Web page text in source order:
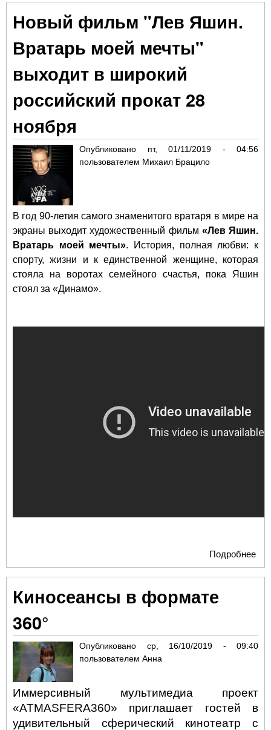
Новый фильм "Лев Яшин.
Вратарь моей мечты"
выходит в широкий
российский прокат 28
ноября
Опубликовано пт, 01/11/2019 - 04:56
пользователем Михаил Брацило
В год 90-летия самого знаменитого вратаря в мире на
экраны выходит художественный фильм «Лев Яшин.
Вратарь моей мечты». История, полная любви: к
спорту, жизни и к единственной женщине, которая
стояла на воротах семейного счастья, пока Яшин
стоял за «Динамо».
Подробнее
Киносеансы в формате
360°
Опубликовано ср, 16/10/2019 - 09:40
пользователем Анна
Иммерсивный мультимедиа проект
«ATMASFERA360» приглашает гостей в
удивительный сферический кинотеатр с